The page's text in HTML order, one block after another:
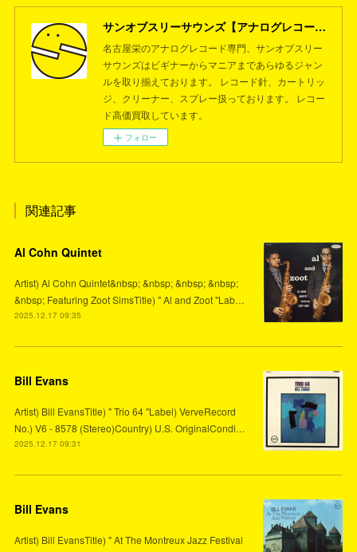
サンオブスリーサウンズ【アナログレコード専門店】名古屋栄
名古屋栄のアナログレコード専門、サンオブスリー
サウンズはビギナーからマニアまであらゆるジャン
ルを取り揃えております。 レコード針、カートリッ
ジ、クリーナー、スプレー扱っております。 レコー
ド高価買取しています。
フォロー
関連記事
Al Cohn Quintet
Artist) Al Cohn Quintet&nbsp; &nbsp; &nbsp; &nbsp;
&nbsp; Featuring Zoot SimsTitle) " Al and Zoot "Lab…
2025.12.17 09:35
Bill Evans
Artist) Bill EvansTitle) " Trio 64 "Label) VerveRecord
No.) V6 - 8578 (Stereo)Country) U.S. OriginalCondi…
2025.12.17 09:31
Bill Evans
Artist) Bill EvansTitle) " At The Montreux Jazz Festival